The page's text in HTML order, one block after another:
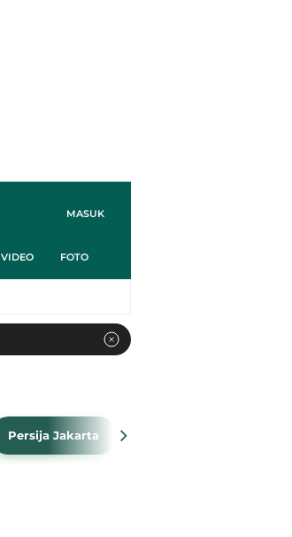
MASUK
VIDEO FOTO
Persija Jakarta